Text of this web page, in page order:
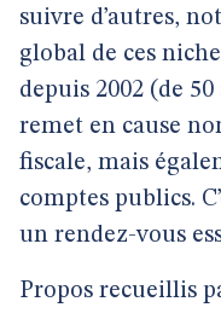
suivre d’autres,
global de ces
depuis 2002 (de
remet en cause
fiscale, mais
comptes publics.
un rendez-vous
Propos recueillis